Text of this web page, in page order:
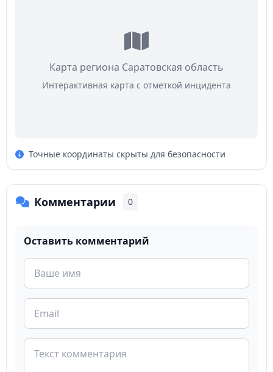
Карта региона Саратовская область
Интерактивная карта с отметкой инцидента
Точные координаты скрыты для безопасности
Комментарии 0
Оставить комментарий